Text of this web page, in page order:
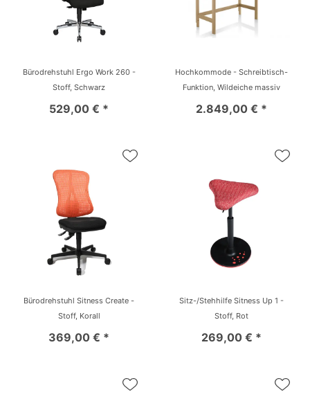
Bürodrehstuhl Ergo Work 260 -
Stoff, Schwarz
529,00 € *
Hochkommode - Schreibtisch-
Funktion, Wildeiche massiv
2.849,00 € *
Bürodrehstuhl Sitness Create -
Stoff, Korall
369,00 € *
Sitz-/Stehhilfe Sitness Up 1 -
Stoff, Rot
269,00 € *